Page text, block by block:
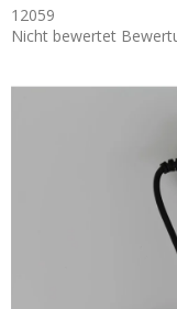
12059
Die
Nicht bewertet